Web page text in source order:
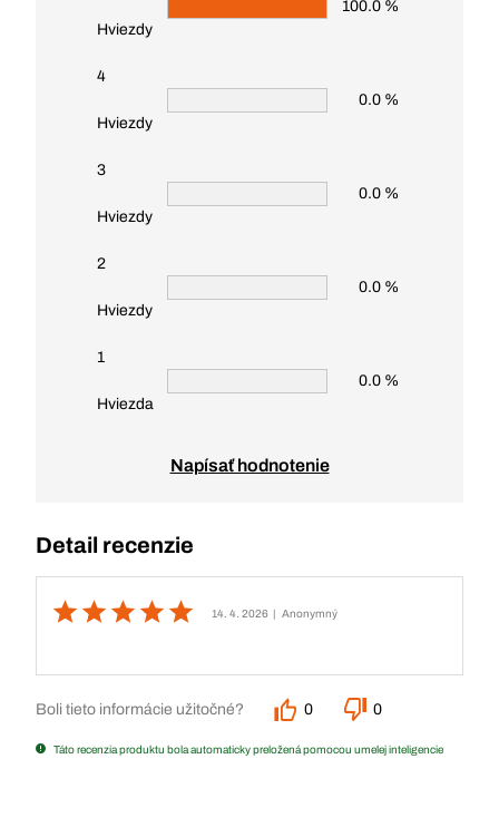
Hviezdy
100.0 %
4
Hviezdy
0.0 %
3
Hviezdy
0.0 %
2
Hviezdy
0.0 %
1
Hviezda
0.0 %
Napísať hodnotenie
Detail recenzie
14. 4. 2026 | Anonymný
Boli tieto informácie užitočné? 0 0
Táto recenzia produktu bola automaticky preložená pomocou umelej inteligencie